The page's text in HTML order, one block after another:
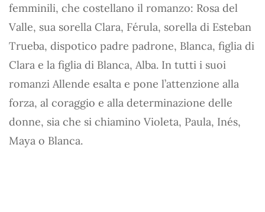
femminili, che costellano il romanzo: Rosa del
Valle, sua sorella Clara, Férula, sorella di Esteban
Trueba, dispotico padre padrone, Blanca, figlia di
Clara e la figlia di Blanca, Alba. In tutti i suoi
romanzi Allende esalta e pone l’attenzione alla
forza, al coraggio e alla determinazione delle
donne, sia che si chiamino Violeta, Paula, Inés,
Maya o Blanca.